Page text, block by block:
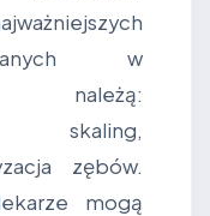
w
należą:
skaling,
zębów.
mogą